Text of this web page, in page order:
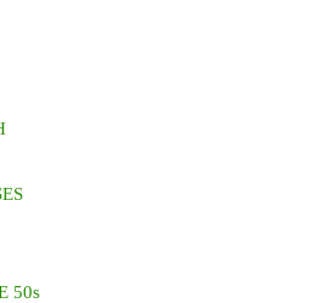
50s